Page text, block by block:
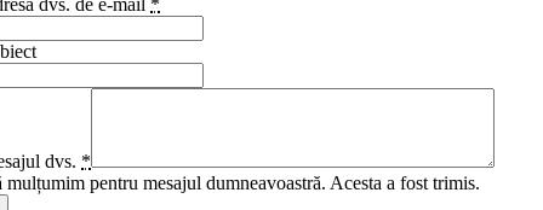
dvs. de e-mail *
dvs. *
mulțumim pentru mesajul dumneavoastră. Acesta a fost trimis.